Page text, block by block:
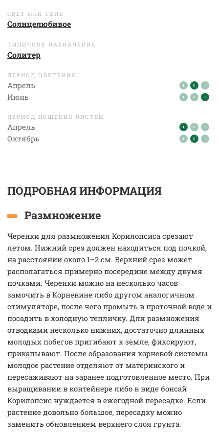
СВЕТ ИЛИ ТЕНЬ
Солнцелюбивое
ТИПИЧНОЕ НАЗНАЧЕНИЕ
Солитер
ПЕРИОД ЦВЕТЕНИЯ
Апрель
Июнь
ПЕРИОД НОШЕНИЯ ЛИСТВЫ
Апрель
Октябрь
ПОДРОБНАЯ ИНФОРМАЦИЯ
Размножение
Черенки для размножения Корилопсиса срезают
летом. Нижний срез должен находиться под почкой,
на расстоянии около 1–2 см. Верхний срез может
располагаться примерно посередине между двумя
почками. Черенки можно на несколько часов
замочить в Корневине либо другом аналогичном
стимуляторе, после чего промыть в проточной воде и
посадить в холодную тепличку. Для размножения
отводками несколько нижних, достаточно длинных
молодых побегов пригибают к земле, фиксируют,
прикапывают. После образования корневой системы
молодое растение отделяют от материнского и
пересаживают на заранее подготовленное место. При
выращивании в контейнере либо в виде бонсай
Корилопсис нуждается в ежегодной пересадке. Если
растение довольно большое, пересадку можно
заменить обновлением верхнего слоя грунта.